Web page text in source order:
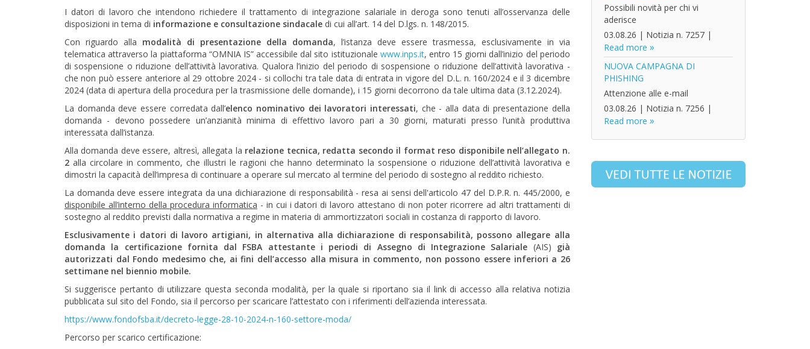
I datori di lavoro che intendono richiedere il trattamento di integrazione salariale in deroga sono tenuti all’osservanza delle
disposizioni in tema di informazione e consultazione sindacale di cui all’art. 14 del D.lgs. n. 148/2015.
Con riguardo alla modalità di presentazione della domanda, l’istanza deve essere trasmessa, esclusivamente in via
telematica attraverso la piattaforma “OMNIA IS” accessibile dal sito istituzionale www.inps.it, entro 15 giorni dall’inizio del periodo
di sospensione o riduzione dell’attività lavorativa. Qualora l’inizio del periodo di sospensione o riduzione dell’attività lavorativa -
che non può essere anteriore al 29 ottobre 2024 - si collochi tra tale data di entrata in vigore del D.L. n. 160/2024 e il 3 dicembre
2024 (data di apertura della procedura per la trasmissione delle domande), i 15 giorni decorrono da tale ultima data (3.12.2024).
La domanda deve essere corredata dall’elenco nominativo dei lavoratori interessati, che - alla data di presentazione della
domanda - devono possedere un’anzianità minima di effettivo lavoro pari a 30 giorni, maturati presso l’unità produttiva
interessata dall’istanza.
Alla domanda deve essere, altresì, allegata la relazione tecnica, redatta secondo il format reso disponibile nell’allegato n.
2 alla circolare in commento, che illustri le ragioni che hanno determinato la sospensione o riduzione dell’attività lavorativa e
dimostri la capacità dell’impresa di continuare a operare sul mercato al termine del periodo di sostegno al reddito richiesto.
La domanda deve essere integrata da una dichiarazione di responsabilità - resa ai sensi dell'articolo 47 del D.P.R. n. 445/2000, e
disponibile all’interno della procedura informatica - in cui i datori di lavoro attestano di non poter ricorrere ad altri trattamenti di
sostegno al reddito previsti dalla normativa a regime in materia di ammortizzatori sociali in costanza di rapporto di lavoro.
Esclusivamente i datori di lavoro artigiani, in alternativa alla dichiarazione di responsabilità, possono allegare alla
domanda la certificazione fornita dal FSBA attestante i periodi di Assegno di Integrazione Salariale (AIS) già
autorizzati dal Fondo medesimo che, ai fini dell’accesso alla misura in commento, non possono essere inferiori a 26
settimane nel biennio mobile.
Si suggerisce pertanto di utilizzare questa seconda modalità, per la quale si riportano sia il link di accesso alla relativa notizia
pubblicata sul sito del Fondo, sia il percorso per scaricare l’attestato con i riferimenti dell’azienda interessata.
https://www.fondofsba.it/decreto-legge-28-10-2024-n-160-settore-moda/
Percorso per scarico certificazione:
Possibili novità per chi vi
aderisce
03.08.26 | Notizia n. 7257|
Read more
NUOVA CAMPAGNA DI
PHISHING
Attenzione alle e-mail
03.08.26 | Notizia n. 7256 |
Read more